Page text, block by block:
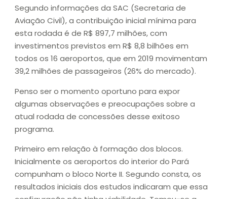
Segundo informações da SAC (Secretaria de
Aviação Civil), a contribuição inicial mínima para
esta rodada é de R$ 897,7 milhões, com
investimentos previstos em R$ 8,8 bilhões em
todos os 16 aeroportos, que em 2019 movimentam
39,2 milhões de passageiros (26% do mercado).
Penso ser o momento oportuno para expor
algumas observações e preocupações sobre a
atual rodada de concessões desse exitoso
programa.
Primeiro em relação à formação dos blocos.
Inicialmente os aeroportos do interior do Pará
compunham o bloco Norte II. Segundo consta, os
resultados iniciais dos estudos indicaram que essa